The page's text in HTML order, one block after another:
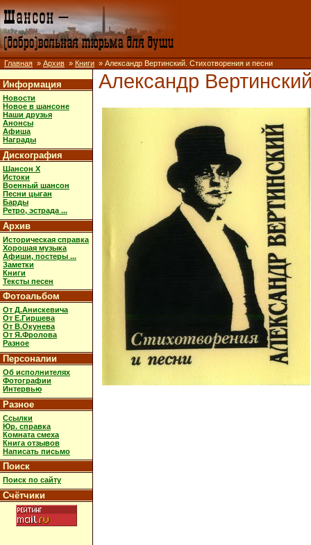
Главная » Архив » Книги » Александр Вертинский. Стихотворения и песни
Информация
Новости
Новое в шансоне
Наши друзья
Анонсы
Афиша
Награды
Дискография
Шансон X
Истоки
Военный шансон
Песни цыган
Барды
Ретро, эстрада ...
Архив
Историческая справка
Хорошая музыка
Афиши, постеры ...
Заметки
Книги
Тексты песен
Фотоальбом
От Д.Анискевича
От Е.Гиршева
От В.Окунева
От Я.Фролова
Разное
Персоналии
Об исполнителях
Фотографии
Интервью
Разное
Ссылки
Юр. справка
Комната смеха
Книга отзывов
Написать письмо
Поиск
Поиск по сайту
Счётчики
Александр